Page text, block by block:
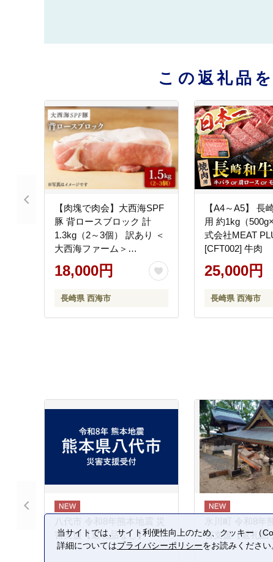
この返礼品
【肉塊で肉会】大西海SPF
豚 背ロースブロック 計
1.3kg（2～3個） 訳あり ＜
大西海ファーム＞
[CCY027] 豚肉
18,000円
長崎県 西海市
【A4～A5】 長
用 約1kg（
式会社MEAT
[CFT002] 牛肉
25,000円
長崎県 西海市
八代市 令和8年熊本地震 災
害支援【返礼品なし】
氷川町 令和8年
害支援【返礼品
当サイトでは、サイト利便性向上のため、クッキー（
詳細についてはプライバシーポリシーをお読みください